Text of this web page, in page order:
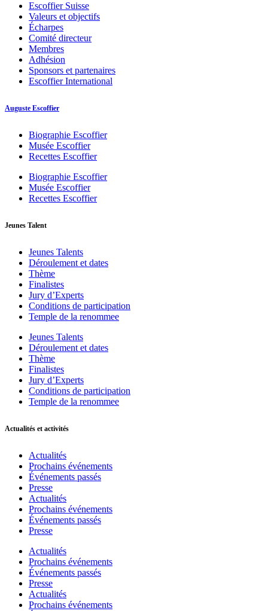
Escoffier Suisse
Valeurs et objectifs
Écharpes
Comité directeur
Membres
Adhésion
Sponsors et partenaires
Escoffier International
Auguste Escoffier
Biographie Escoffier
Musée Escoffier
Recettes Escoffier
Biographie Escoffier
Musée Escoffier
Recettes Escoffier
Jeunes Talent
Jeunes Talents
Déroulement et dates
Thème
Finalistes
Jury d’Experts
Conditions de participation
Temple de la renommee
Jeunes Talents
Déroulement et dates
Thème
Finalistes
Jury d’Experts
Conditions de participation
Temple de la renommee
Actualités et activités
Actualités
Prochains événements
Événements passés
Presse
Actualités
Prochains événements
Événements passés
Presse
Actualités
Prochains événements
Événements passés
Presse
Actualités
Prochains événements